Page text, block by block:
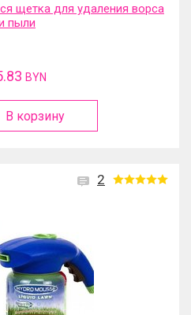
щетка для удаления ворса
пыли
BYN
В корзину
2